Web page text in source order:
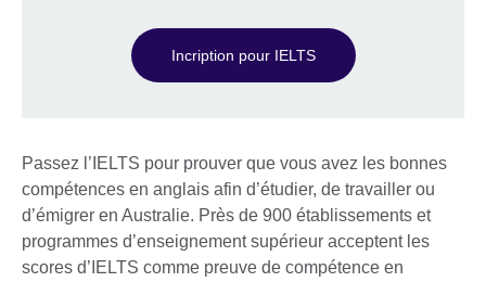
Incription pour IELTS
Passez l’IELTS pour prouver que vous avez les bonnes
compétences en anglais afin d’étudier, de travailler ou
d’émigrer en Australie. Près de 900 établissements et
programmes d’enseignement supérieur acceptent les
scores d’IELTS comme preuve de compétence en